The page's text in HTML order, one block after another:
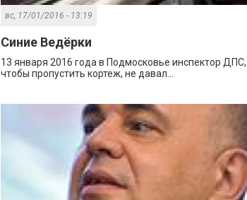
вс, 17/01/2016 - 13:19
Синие Ведёрки
13 января 2016 года в Подмосковье инспектор ДПС,
чтобы пропустить кортеж, не давал...